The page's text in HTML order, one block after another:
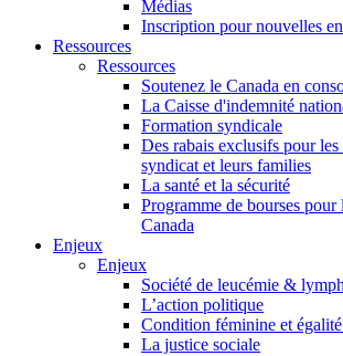
Médias
Inscription pour nouvelles
Ressources
Ressources
Soutenez le Canada en
La Caisse d'indemnité
Formation syndicale
Des rabais exclusifs pour les
syndicat et leurs families
La santé et la sécurité
Programme de bourses
Canada
Enjeux
Enjeux
Société de leucémie &
L’action politique
Condition féminine et égalité
La justice sociale